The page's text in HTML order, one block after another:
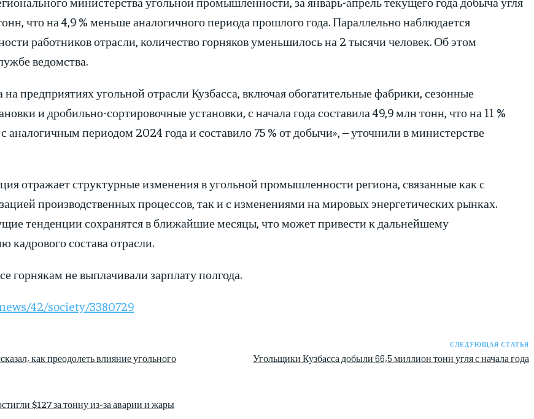
что на 4,9 % меньше аналогичного периода прошлого года. Параллельно наблюдается
работников отрасли, количество горняков уменьшилось на 2 тысячи человек. Об этом
ведомства.
предприятиях угольной отрасли Кузбасса, включая обогатительные фабрики, сезонные
и дробильно-сортировочные установки, с начала года составила 49,9 млн тонн, что на 11 %
аналогичным периодом 2024 года и составило 75 % от добычи», – уточнили в министерстве
отражает структурные изменения в угольной промышленности региона, связанные как с
производственных процессов, так и с изменениями на мировых энергетических рынках.
тенденции сохранятся в ближайшие месяцы, что может привести к дальнейшему
кадрового состава отрасли.
горнякам не выплачивали зарплату полгода.
42/society/3380729
как преодолеть влияние угольного
СЛЕДУЮЩАЯ СТАТЬЯ
Угольщики Кузбасса добыли 66,5 миллион тонн угля с начала года
$127 за тонну из-за аварии и жары